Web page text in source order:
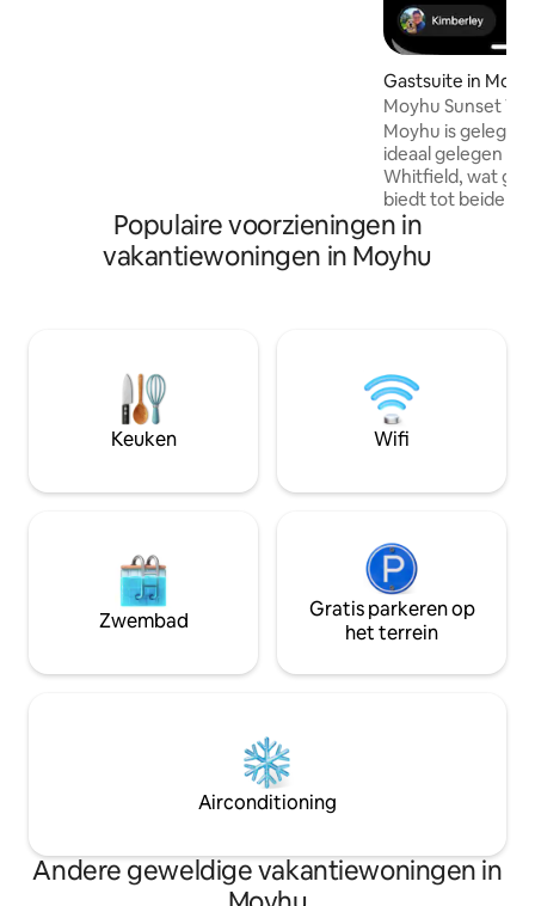
Gastsuite in
Moyhu Sunset
Moyhu is gelegen
ideaal gelegen
Whitfield, wat
biedt tot beide
op tien minuten
Moyhu en op
buitenruimte .
twee van onze
één Golden
gasten, dus maak
Populaire voorzieningen in
vakantiewoningen in Moyhu
Keuken Wifi
Zwembad
Gratis parkeren op
het terrein
Airconditioning
Andere geweldige vakantiewoningen in